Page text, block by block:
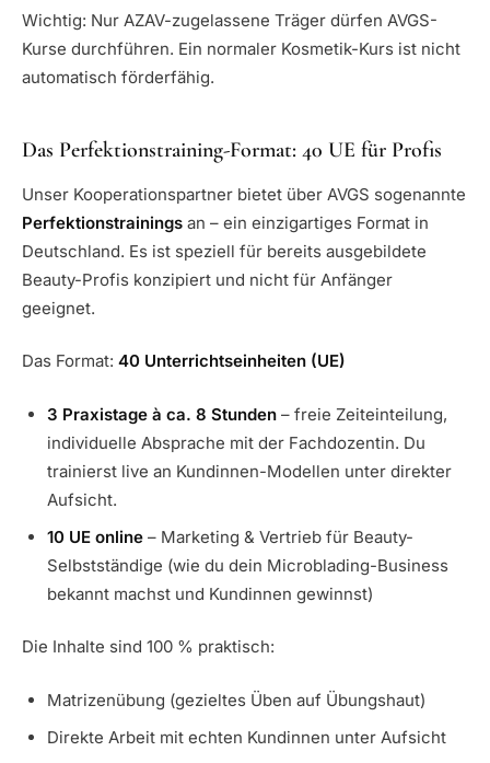
Wichtig: Nur AZAV-zugelassene Träger dürfen AVGS-
Kurse durchführen. Ein normaler Kosmetik-Kurs ist nicht
automatisch förderfähig.
Das Perfektionstraining-Format: 40 UE für Profis
Unser Kooperationspartner bietet über AVGS sogenannte
Perfektionstrainings an – ein einzigartiges Format in
Deutschland. Es ist speziell für bereits ausgebildete
Beauty-Profis konzipiert und nicht für Anfänger
geeignet.
Das Format: 40 Unterrichtseinheiten (UE)
3 Praxistage à ca. 8 Stunden– freie Zeiteinteilung,
individuelle Absprache mit der Fachdozentin. Du
trainierst live an Kundinnen-Modellen unter direkter
Aufsicht.
10 UE online– Marketing & Vertrieb für Beauty-
Selbstständige (wie du dein Microblading-Business
bekannt machst und Kundinnen gewinnst)
Die Inhalte sind 100 % praktisch:
Matrizenübung (gezieltes Üben auf Übungshaut)
Direkte Arbeit mit echten Kundinnen unter Aufsicht